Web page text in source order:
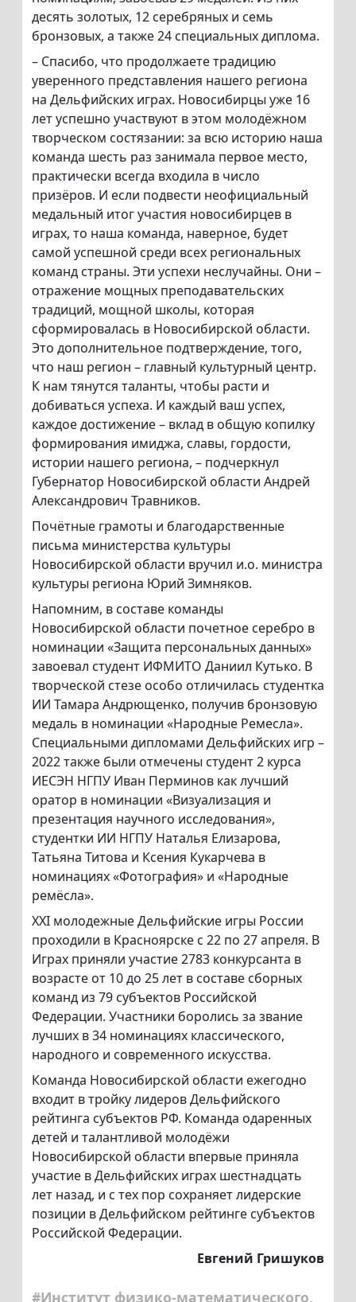
десять золотых, 12 серебряных и семь
бронзовых, а также 24 специальных диплома.
– Спасибо, что продолжаете традицию
уверенного представления нашего региона
на Дельфийских играх. Новосибирцы уже 16
лет успешно участвуют в этом молодёжном
творческом состязании: за всю историю наша
команда шесть раз занимала первое место,
практически всегда входила в число
призёров. И если подвести неофициальный
медальный итог участия новосибирцев в
играх, то наша команда, наверное, будет
самой успешной среди всех региональных
команд страны. Эти успехи неслучайны. Они –
отражение мощных преподавательских
традиций, мощной школы, которая
сформировалась в Новосибирской области.
Это дополнительное подтверждение, того,
что наш регион – главный культурный центр.
К нам тянутся таланты, чтобы расти и
добиваться успеха. И каждый ваш успех,
каждое достижение – вклад в общую копилку
формирования имиджа, славы, гордости,
истории нашего региона, – подчеркнул
Губернатор Новосибирской области Андрей
Александрович Травников.
Почётные грамоты и благодарственные
письма министерства культуры
Новосибирской области вручил и.о. министра
культуры региона Юрий Зимняков.
Напомним, в составе команды
Новосибирской области почетное серебро в
номинации «Защита персональных данных»
завоевал студент ИФМИТО Даниил Кутько. В
творческой стезе особо отличилась студентка
ИИ Тамара Андрющенко, получив бронзовую
медаль в номинации «Народные Ремесла».
Специальными дипломами Дельфийских игр –
2022 также были отмечены студент 2 курса
ИЕСЭН НГПУ Иван Перминов как лучший
оратор в номинации «Визуализация и
презентация научного исследования»,
студентки ИИ НГПУ Наталья Елизарова,
Татьяна Титова и Ксения Кукарчева в
номинациях «Фотография» и «Народные
ремёсла».
XXI молодежные Дельфийские игры России
проходили в Красноярске с 22 по 27 апреля. В
Играх приняли участие 2783 конкурсанта в
возрасте от 10 до 25 лет в составе сборных
команд из 79 субъектов Российской
Федерации. Участники боролись за звание
лучших в 34 номинациях классического,
народного и современного искусства.
Команда Новосибирской области ежегодно
входит в тройку лидеров Дельфийского
рейтинга субъектов РФ. Команда одаренных
детей и талантливой молодёжи
Новосибирской области впервые приняла
участие в Дельфийских играх шестнадцать
лет назад, и с тех пор сохраняет лидерские
позиции в Дельфийском рейтинге субъектов
Российской Федерации.
Евгений Гришуков
#Институт физико-математического,